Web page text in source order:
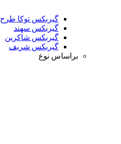
گیربکس توکا طرح
گیربکس سهند
گیربکس شاکرین
گیربکس شریف
براساس نوع